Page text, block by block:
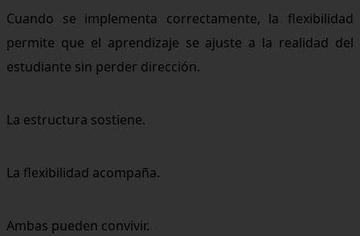
Cuando se implementa correctamente, la flexibilidad
permite que el aprendizaje se ajuste a la realidad del
estudiante sin perder dirección.
La estructura sostiene.
La flexibilidad acompaña.
Ambas pueden convivir.